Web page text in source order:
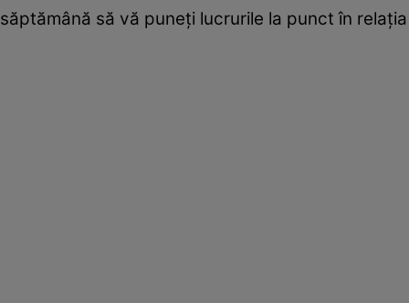
săptămână să vă puneți lucrurile la punct în